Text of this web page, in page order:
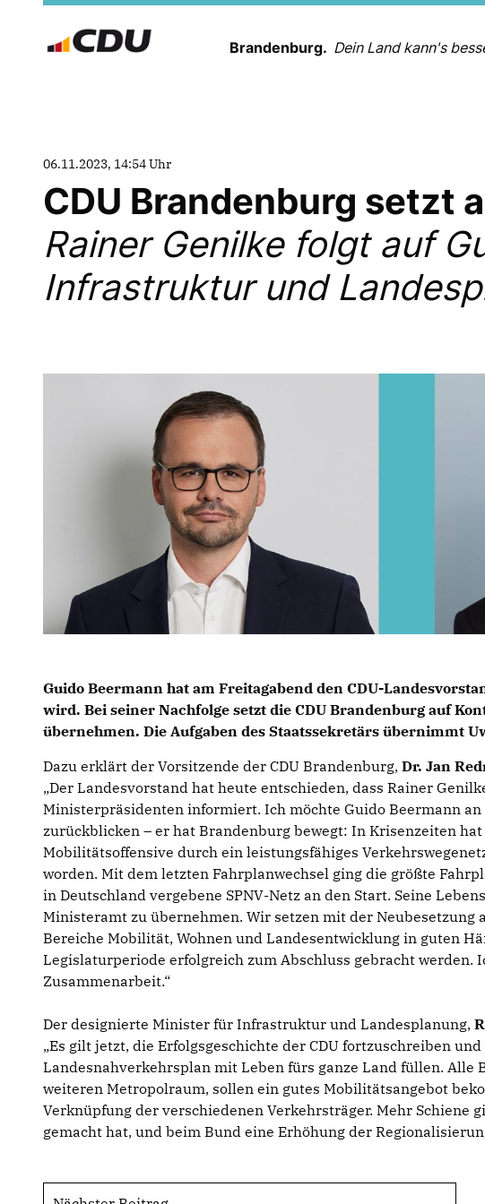
Brandenburg. Dein Land kann's
06.11.2023, 14:54 Uhr
CDU Brandenburg setzt
Rainer Genilke folgt auf
Infrastruktur und
Guido Beermann hat am Freitagabend den CDU-
wird. Bei seiner Nachfolge setzt die CDU Brandenburg auf
übernehmen. Die Aufgaben des Staatssekretärs übernimmt
Dazu erklärt der Vorsitzende der CDU Brandenburg, Dr. Jan
Der Landesvorstand hat heute entschieden, dass Rainer
Ministerpräsidenten informiert. Ich möchte Guido Beermann
zurückblicken – er hat Brandenburg bewegt: In Krisenzeiten
Mobilitätsoffensive durch ein leistungsfähiges
worden. Mit dem letzten Fahrplanwechsel ging die größte
in Deutschland vergebene SPNV-Netz an den Start. Seine
Ministeramt zu übernehmen. Wir setzen mit der
Bereiche Mobilität, Wohnen und Landesentwicklung in guten
Legislaturperiode erfolgreich zum Abschluss gebracht werden.
Zusammenarbeit.“
Der designierte Minister für Infrastruktur und Landesplanung,
Es gilt jetzt, die Erfolgsgeschichte der CDU fortzuschreiben
Landesnahverkehrsplan mit Leben fürs ganze Land füllen.
weiteren Metropolraum, sollen ein gutes Mobilitätsangebot
Verknüpfung der verschiedenen Verkehrsträger. Mehr
gemacht hat, und beim Bund eine Erhöhung der